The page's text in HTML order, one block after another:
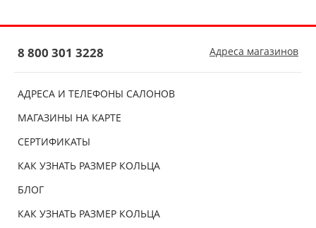
АДРЕСА И ТЕЛЕФОНЫ САЛОНОВ
МАГАЗИНЫ НА КАРТЕ
СЕРТИФИКАТЫ
КАК УЗНАТЬ РАЗМЕР КОЛЬЦА
БЛОГ
КАК УЗНАТЬ РАЗМЕР КОЛЬЦА
8 800 301 3228 Адреса магазинов